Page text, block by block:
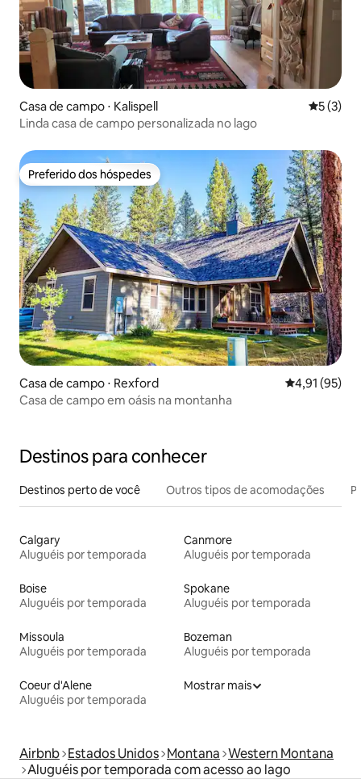
Casa de campo ⋅ Kalispell 5 de
5 (3)
Linda casa de campo personalizada no lago
Preferido dos hóspedes
Preferido dos hóspedes
Casa de campo ⋅ Rexford 4,91 de uma
4,91 (95)
Casa de campo em oásis na montanha
Destinos para conhecer
Destinos perto de você Outros tipos de acomodações
Calgary
Aluguéis por temporada
Canmore
Aluguéis por temporada
Boise
Aluguéis por temporada
Spokane
Aluguéis por temporada
Missoula
Aluguéis por temporada
Bozeman
Aluguéis por temporada
Coeur d'Alene
Aluguéis por temporada
Mostrar mais
Airbnb Estados Unidos Montana Western Montana
Aluguéis por temporada com acesso ao lago